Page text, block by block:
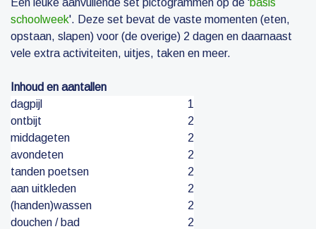
schoolweek'. Deze set bevat de vaste momenten (eten,
opstaan, slapen) voor (de overige) 2 dagen en daarnaast
vele extra activiteiten, uitjes, taken en meer.
Inhoud en aantallen
dagpijl
1
ontbijt
2
middageten
2
avondeten
2
tanden poetsen
2
aan uitkleden
2
(handen)wassen
2
douchen / bad
2